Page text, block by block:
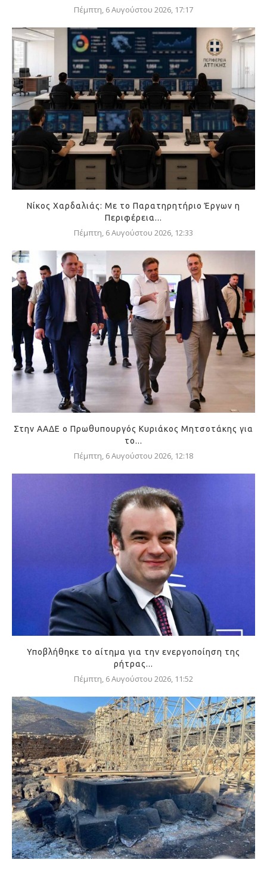
Πέμπτη, 6 Αυγούστου 2026, 17:17
Νίκος Χαρδαλιάς: Με το Παρατηρητήριο Έργων η
Περιφέρεια...
Πέμπτη, 6 Αυγούστου 2026, 12:33
Στην ΑΑΔΕ ο Πρωθυπουργός Κυριάκος Μητσοτάκης για
το...
Πέμπτη, 6 Αυγούστου 2026, 12:18
Υποβλήθηκε το αίτημα για την ενεργοποίηση της
ρήτρας...
Πέμπτη, 6 Αυγούστου 2026, 11:52